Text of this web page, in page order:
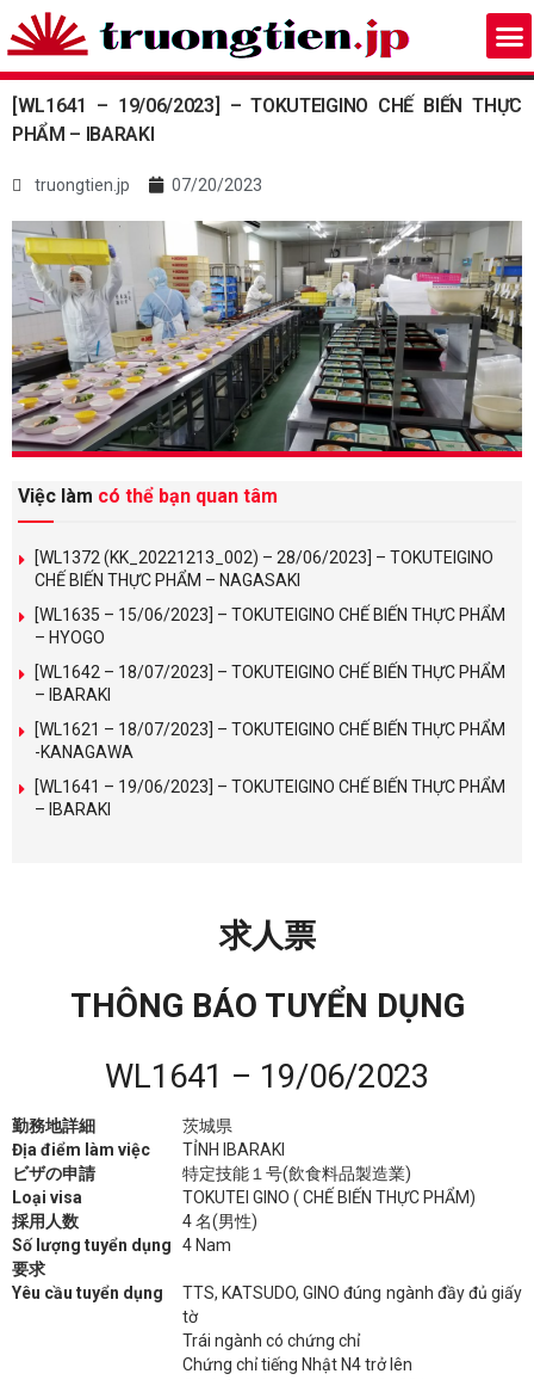
[WL1641 – 19/06/2023] – TOKUTEIGINO CHẾ BIẾN THỰC
PHẨM – IBARAKI
truongtien.jp 07/20/2023
Việc làm có thể bạn quan tâm
[WL1372 (KK_20221213_002) – 28/06/2023] – TOKUTEIGINO
CHẾ BIẾN THỰC PHẨM – NAGASAKI
[WL1635 – 15/06/2023] – TOKUTEIGINO CHẾ BIẾN THỰC PHẨM
– HYOGO
[WL1642 – 18/07/2023] – TOKUTEIGINO CHẾ BIẾN THỰC PHẨM
– IBARAKI
[WL1621 – 18/07/2023] – TOKUTEIGINO CHẾ BIẾN THỰC PHẨM
-KANAGAWA
[WL1641 – 19/06/2023] – TOKUTEIGINO CHẾ BIẾN THỰC PHẨM
– IBARAKI
求人票
THÔNG BÁO TUYỂN DỤNG
WL1641 – 19/06/2023
勤務地詳細
茨城県
Địa điểm làm việc
TỈNH IBARAKI
ビザの申請
特定技能１号(飲食料品製造業)
Loại visa
TOKUTEI GINO ( CHẾ BIẾN THỰC PHẨM)
採用人数
4 名(男性)
Số lượng tuyển dụng
4 Nam
要求
Yêu cầu tuyển dụng
TTS, KATSUDO, GINO đúng ngành đầy đủ giấy
tờ
Trái ngành có chứng chỉ
Chứng chỉ tiếng Nhật N4 trở lên